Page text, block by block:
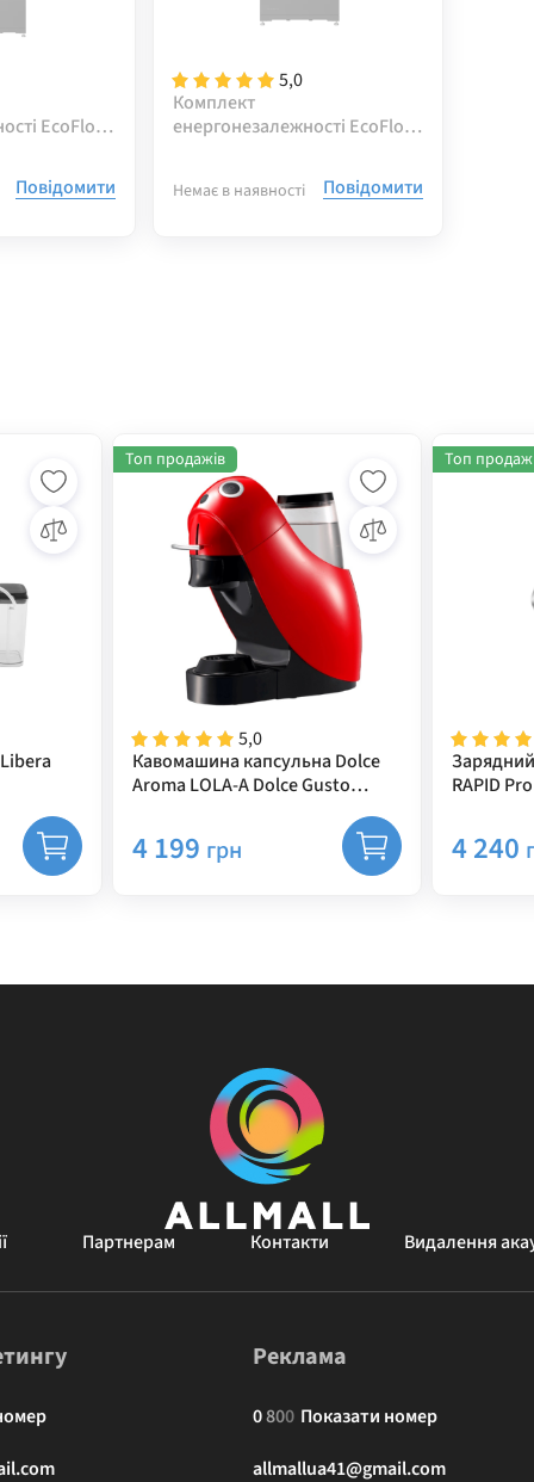
EcoFlow
10
Повідомити
5,0
Комплект
енергонезалежності EcoFlow
(однофазний інвертор 6 кВт)
Немає в наявності Повідомити
5,0
Кавомашина капсульна Dolce
Aroma LOLA-A Dolce Gusto
Топ продажів
4 199 грн
RAPID
Топ
4 240
Партнерам Контакти Видалення
Реклама
0800 Показати номер
allmallua41@gmail.com